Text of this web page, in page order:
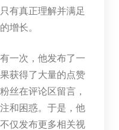
有真正理解并满足
增长。
一次，他发布了一
获得了大量的点赞
丝在评论区留言，
和困惑。于是，他
仅发布更多相关视